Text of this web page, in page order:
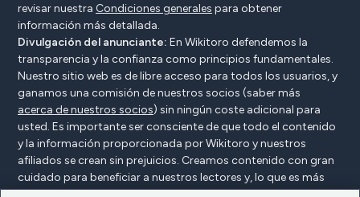
revisar nuestra Condiciones generales para obtener
información más detallada.
Divulgación del anunciante: En Wikitoro defendemos la
transparencia y la confianza como principios fundamentales.
Nuestro sitio web es de libre acceso para todos los usuarios, y
ganamos una comisión de nuestros socios (saber más
acerca de nuestros socios) sin ningún coste adicional para
usted. Es importante ser consciente de que todo el contenido
y la información proporcionada por Wikitoro y nuestros
afiliados se crean sin prejuicios. Creamos contenido con gran
cuidado para beneficiar a nuestros lectores y, lo que es más